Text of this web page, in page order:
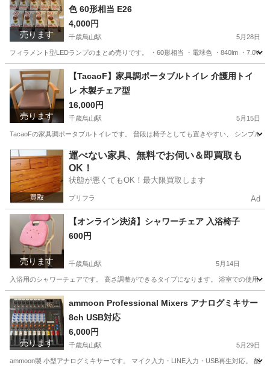
売ります
色 60形相当 E26
4,000円
千歳烏山駅 5月28日
フィラメント型LEDランプのまとめ売りです。 ・60形相当 ・電球色 ・840lm ・7.0W
東京 世田谷区 千歳烏山駅 その他 フィラメント
売ります
【TacaoF】家具調ポータブルトイレ 介護用トイ
レ 木製チェア型
16,000円
千歳烏山駅 5月15日
TacaoFの家具調ポータブルトイレです。 普段は椅子としても置きやすい、 シンプル
東京 世田谷区 千歳烏山駅 椅子 ポータブルトイレ
運べない家具、無料でお伺い＆即買取も
OK！
状態が悪くてもOK！最大限買取します
プリフラ Ad
売ります
【オンライン決済】シャワーチェア 入浴椅子
600円
千歳烏山駅 5月14日
入浴用のシャワーチェアです。 高さ調整ができるタイプになります。 浴室での使用
東京 世田谷区
売ります
ammoon Professional Mixers アナログミキサー
8ch USB対応
6,000円
千歳烏山駅 5月29日
ammoon製 小型アナログミキサーです。 マイク入力・LINE入力・USB再生対応。 配